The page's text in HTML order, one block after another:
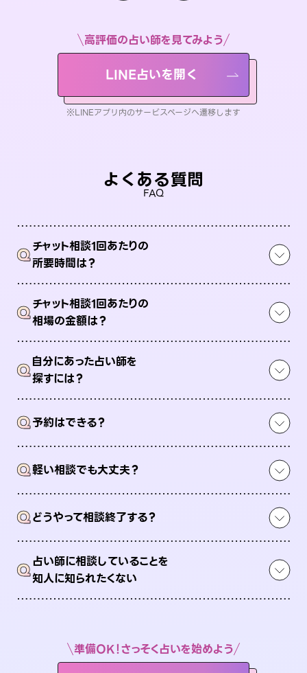
高評価の占い師を見てみよう
LINE占いを開く
※LINEアプリ内のサービスページへ遷移します
よくある質問
FAQ
Qチャット相談1回あたりの
所要時間は？
Qチャット相談1回あたりの
相場の金額は？
Q自分にあった占い師を
探すには？
Q予約はできる？
Q軽い相談でも大丈夫？
Qどうやって相談終了する？
Q占い師に相談していることを
知人に知られたくない
準備OK！さっそく占いを始めよう